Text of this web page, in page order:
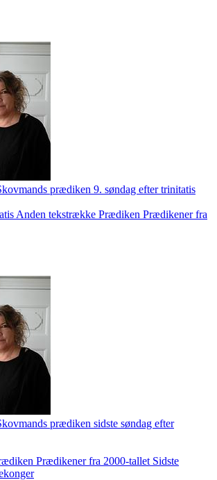
prædiken 9. søndag efter trinitatis
Anden tekstrække Prædiken Prædikener fra
prædiken sidste søndag efter
Prædikener fra 2000-tallet Sidste